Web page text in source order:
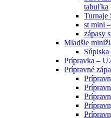
tabuľka
Turnaje
st mini
zápasy
Mladšie
Prípravka –
Prípravné